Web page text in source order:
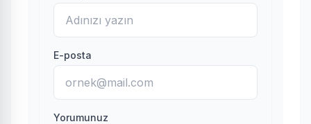
E-posta
Yorumunuz